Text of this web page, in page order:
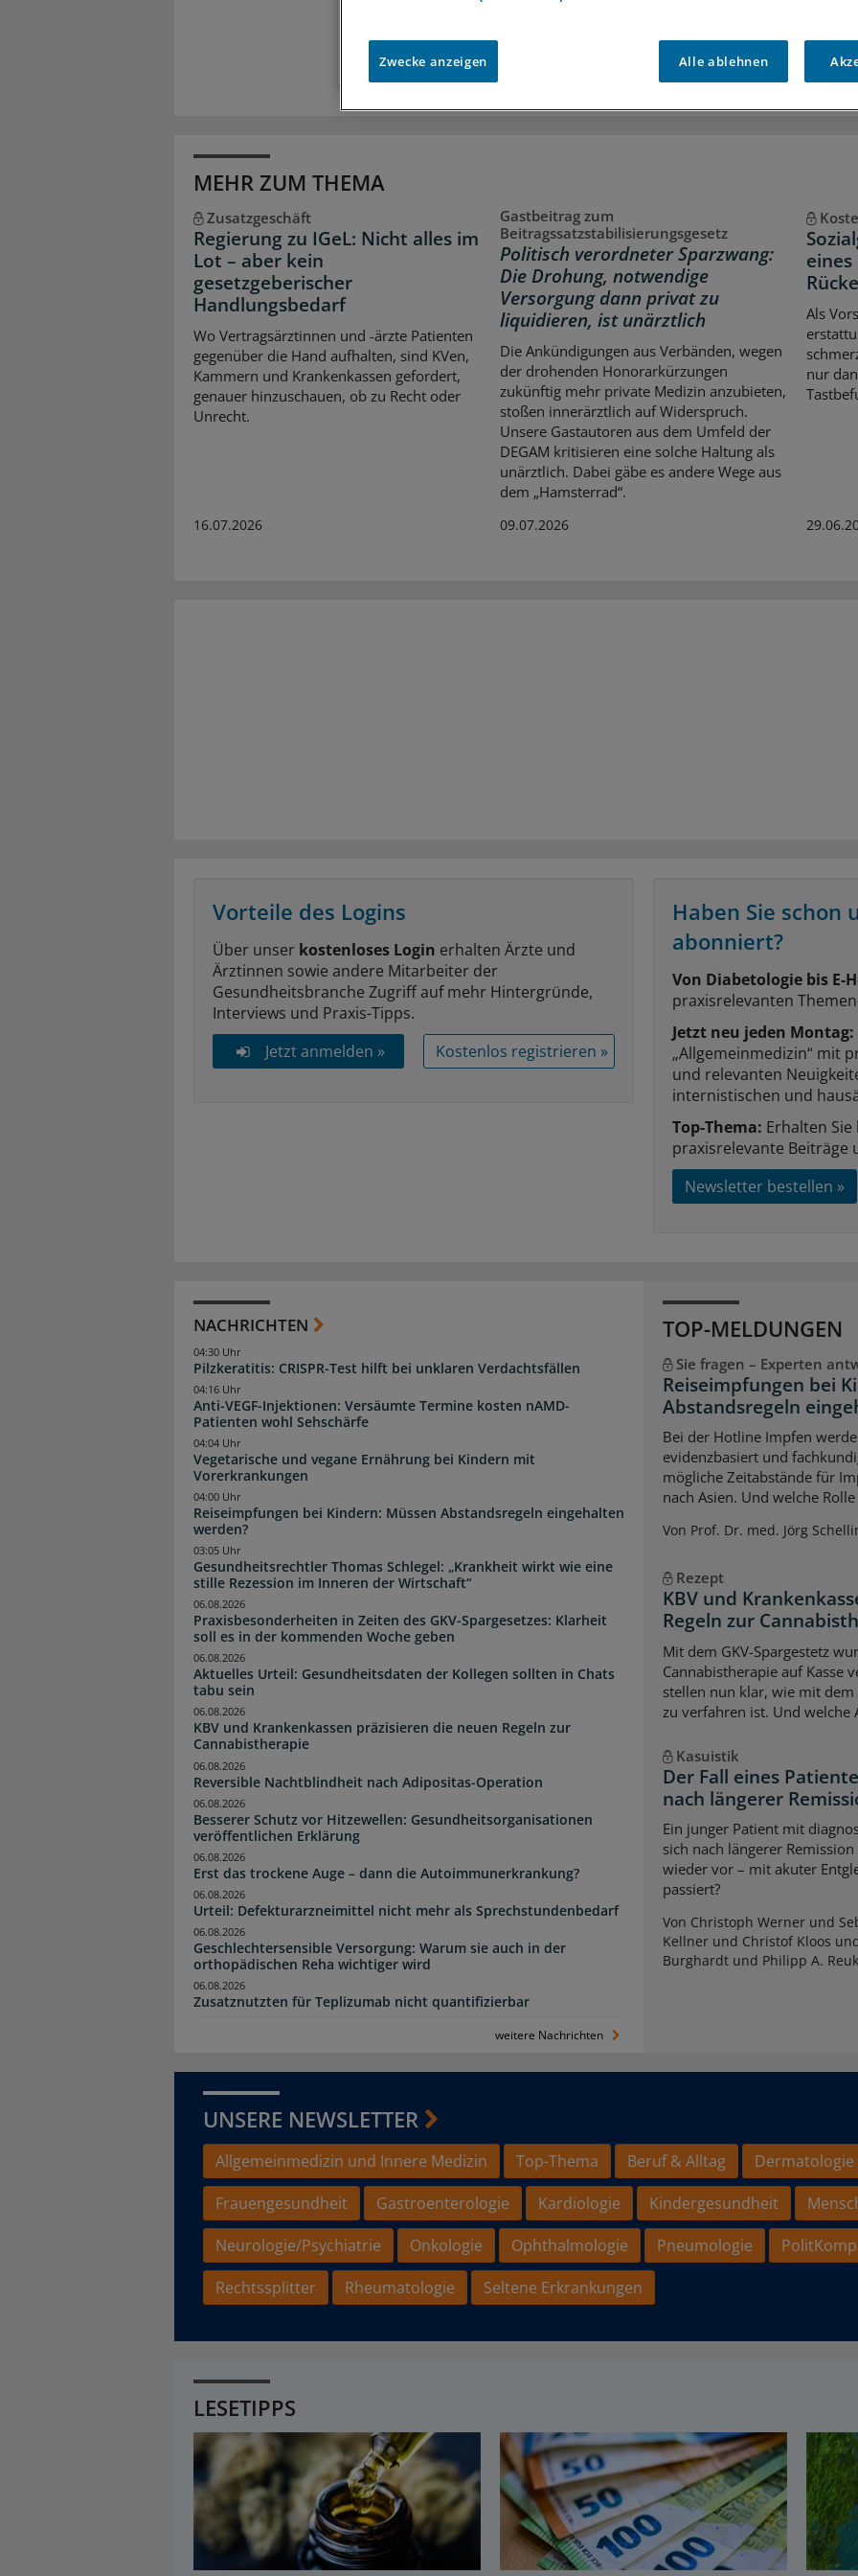
MEHR ZUM THEMA
Zusatzgeschäft
Regierung zu IGeL: Nicht alles im
Lot – aber kein
gesetzgeberischer
Handlungsbedarf
Wo Vertragsärztinnen und -ärzte Patienten
gegenüber die Hand aufhalten, sind KVen,
Kammern und Krankenkassen gefordert,
genauer hinzuschauen, ob zu Recht oder
Unrecht.
16.07.2026
Gastbeitrag zum
Beitragssatzstabilisierungsgesetz
Politisch verordneter Sparzwang:
Die Drohung, notwendige
Versorgung dann privat zu
liquidieren, ist unärztlich
Die Ankündigungen aus Verbänden, wegen
der drohenden Honorarkürzungen
zukünftig mehr private Medizin anzubieten,
stoßen innerärztlich auf Widerspruch.
Unsere Gastautoren aus dem Umfeld der
DEGAM kritisieren eine solche Haltung als
unärztlich. Dabei gäbe es andere Wege aus
dem „Hamsterrad“.
09.07.2026
eines
Als
nur
Vorteile des Logins
Über unser kostenloses Login erhalten Ärzte und
Ärztinnen sowie andere Mitarbeiter der
Gesundheitsbranche Zugriff auf mehr Hintergründe,
Interviews und Praxis-Tipps.
Jetzt anmelden »
Kostenlos registrieren »
Haben Sie schon
abonniert?
Von Diabetologie bis E-
praxisrelevanten
Jetzt neu jeden Montag:
„Allgemeinmedizin“ mit
und relevanten
internistischen und
Top-Thema: Erhalten
praxisrelevante Beiträge
Newsletter bestellen »
NACHRICHTEN
Pilzkeratitis: CRISPR-Test hilft bei unklaren Verdachtsfällen
04:30 Uhr
Anti-VEGF-Injektionen: Versäumte Termine kosten nAMD-
Patienten wohl Sehschärfe
04:16 Uhr
Vegetarische und vegane Ernährung bei Kindern mit
Vorerkrankungen
04:04 Uhr
Reiseimpfungen bei Kindern: Müssen Abstandsregeln eingehalten
werden?
04:00 Uhr
Gesundheitsrechtler Thomas Schlegel: „Krankheit wirkt wie eine
stille Rezession im Inneren der Wirtschaft“
03:05 Uhr
Praxisbesonderheiten in Zeiten des GKV-Spargesetzes: Klarheit
soll es in der kommenden Woche geben
06.08.2026
Aktuelles Urteil: Gesundheitsdaten der Kollegen sollten in Chats
tabu sein
06.08.2026
KBV und Krankenkassen präzisieren die neuen Regeln zur
Cannabistherapie
06.08.2026
Reversible Nachtblindheit nach Adipositas-Operation
06.08.2026
Besserer Schutz vor Hitzewellen: Gesundheitsorganisationen
veröffentlichen Erklärung
06.08.2026
Erst das trockene Auge – dann die Autoimmunerkrankung?
06.08.2026
Urteil: Defekturarzneimittel nicht mehr als Sprechstundenbedarf
06.08.2026
Geschlechtersensible Versorgung: Warum sie auch in der
orthopädischen Reha wichtiger wird
06.08.2026
Zusatznutzten für Teplizumab nicht quantifizierbar
06.08.2026
weitere Nachrichten
TOP-MELDUNGEN
Sie fragen – Experten
Reiseimpfungen bei
Abstandsregeln
Bei der Hotline Impfen
evidenzbasiert und
mögliche Zeitabstände für
nach Asien. Und welche
Von Prof. Dr. med. Jörg
Rezept
KBV und
Regeln zur
Mit dem GKV-Spargestetz
Cannabistherapie auf Kasse
stellen nun klar, wie mit
zu verfahren ist. Und welche
Kasuistik
Der Fall eines
nach längerer
Ein junger Patient mit
sich nach längerer
wieder vor – mit akuter
passiert?
Von Christoph Werner und
Kellner und Christof Kloos
Burghardt und Philipp A.
UNSERE NEWSLETTER
Allgemeinmedizin und Innere Medizin Top-Thema Beruf & Alltag
Dermatologie
Frauengesundheit
Gastroenterologie Kardiologie Kindergesundheit
Neurologie/Psychiatrie
Onkologie Ophthalmologie Pneumologie
Rechtssplitter
Rheumatologie Seltene Erkrankungen
LESETIPPS
Zwecke anzeigen Alle ablehnen